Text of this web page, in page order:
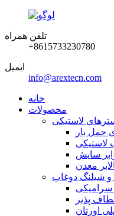
تلفن همراه
‎+8615733230780‎
ایمیل
info@arextecn.com
خانه
محصولات
لاستیکی
حمل بار
لاستیکی
سایش
معدن
و شیلنگ دوغاب
سرامیکی
پذیر
اورتان